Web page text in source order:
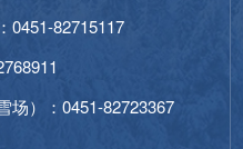
0451-82715117
场）：0451-82723367